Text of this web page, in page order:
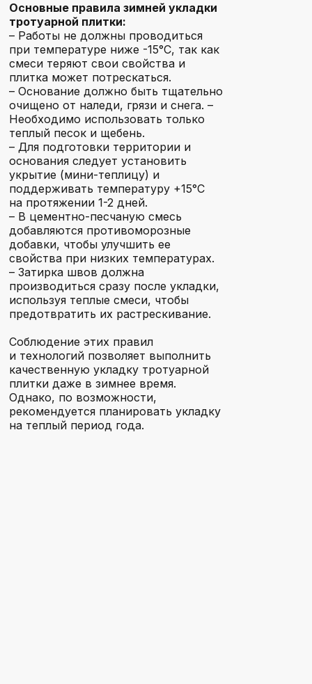
Основные правила зимней укладки
тротуарной плитки:
– Работы не должны проводиться
при температуре ниже -15°C, так как
смеси теряют свои свойства и
плитка может потрескаться.
– Основание должно быть тщательно
очищено от наледи, грязи и снега. –
Необходимо использовать только
теплый песок и щебень.
– Для подготовки территории и
основания следует установить
укрытие (мини-теплицу) и
поддерживать температуру +15°C
на протяжении 1-2 дней.
– В цементно-песчаную смесь
добавляются противоморозные
добавки, чтобы улучшить ее
свойства при низких температурах.
– Затирка швов должна
производиться сразу после укладки,
используя теплые смеси, чтобы
предотвратить их растрескивание.
Соблюдение этих правил
и технологий позволяет выполнить
качественную укладку тротуарной
плитки даже в зимнее время.
Однако, по возможности,
рекомендуется планировать укладку
на теплый период года.
Киржач
Электрогорск
Черноголовка
Электроугли
Электросталь